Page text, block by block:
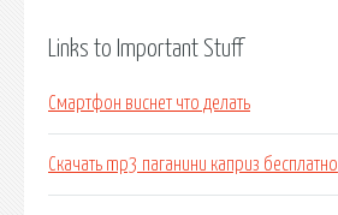
Links to Important Stuff
Смартфон виснет что делать
Скачать mp3 паганини каприз бесплатно